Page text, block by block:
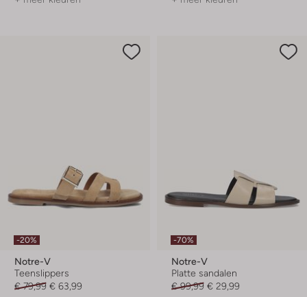
-20%
Notre-V
Teenslippers
€ 79,99 € 63,99
-70%
Notre-V
Platte sandalen
€ 99,99 € 29,99